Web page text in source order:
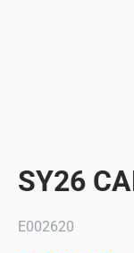
SY26
E002620